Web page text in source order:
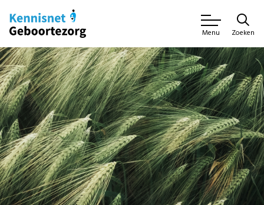
Menu Zoeken